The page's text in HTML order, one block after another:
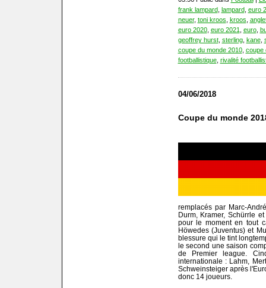
frank lampard, lampard, euro
neuer, toni kroos kroos
euro 2020, euro 2021 euro,
geoffrey hurst, sterling, kane,
coupe du monde 2010, coupe
footballistique, rivalité
04/06/2018
Coupe du monde
remplacés par Marc-
Durm, Kramer, Schürrle
pour le moment en tout
Höwedes (Juventus) et
blessure qui le tint
le second une saison
de Premier league.
internationale : Lahm,
Schweinsteiger après
donc 14 joueurs.